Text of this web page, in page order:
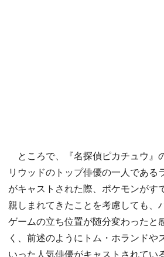
ところで、『名探偵ピカチュウ』
リウッドのトップ俳優の一人である
がキャストされた際、ポケモンがす
親しまれてきたことを考慮しても、
ゲームの立ち位置が随分変わったと
く、前述のようにトム・ホランドや
いった人気俳優がキャストされてい